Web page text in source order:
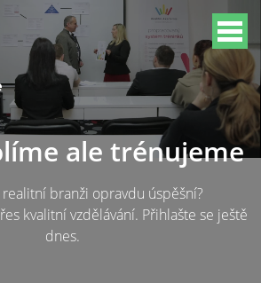
ale trénujeme
branži opravdu úspěšní?
kvalitní vzdělávání. Přihlašte se ještě
dnes.